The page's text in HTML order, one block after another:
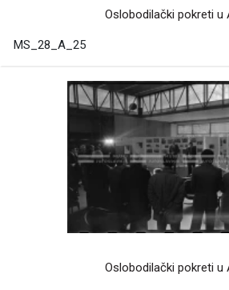
Oslobodilački pokreti u
MS_28_A_25
Oslobodilački pokreti u